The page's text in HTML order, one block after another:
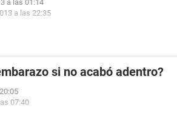
a las 01:14
a las 22:35
si no acabó adentro?
07:40